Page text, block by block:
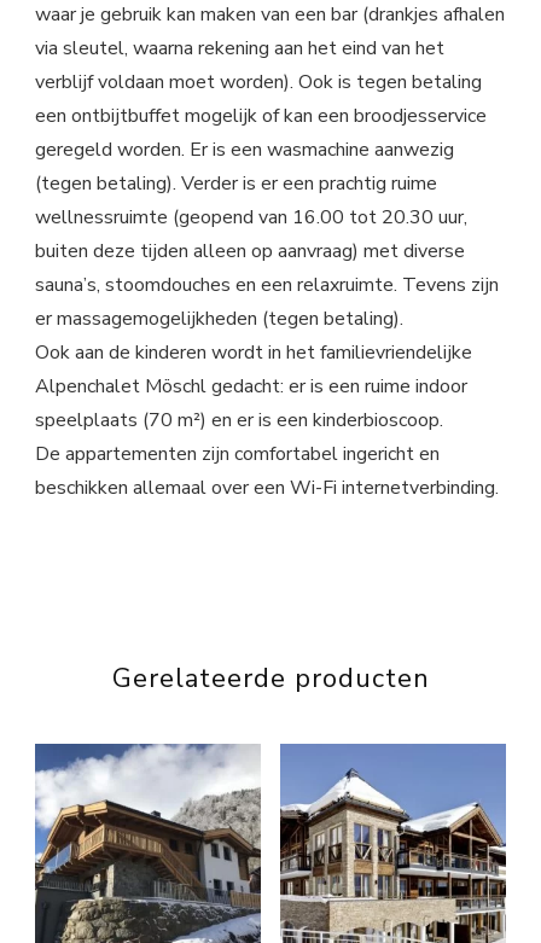
waar je gebruik kan maken van een bar (drankjes afhalen
via sleutel, waarna rekening aan het eind van het
verblijf voldaan moet worden). Ook is tegen betaling
een ontbijtbuffet mogelijk of kan een broodjesservice
geregeld worden. Er is een wasmachine aanwezig
(tegen betaling). Verder is er een prachtig ruime
wellnessruimte (geopend van 16.00 tot 20.30 uur,
buiten deze tijden alleen op aanvraag) met diverse
sauna’s, stoomdouches en een relaxruimte. Tevens zijn
er massagemogelijkheden (tegen betaling).
Ook aan de kinderen wordt in het familievriendelijke
Alpenchalet Möschl gedacht: er is een ruime indoor
speelplaats (70 m²) en er is een kinderbioscoop.
De appartementen zijn comfortabel ingericht en
beschikken allemaal over een Wi-Fi internetverbinding.
Gerelateerde producten